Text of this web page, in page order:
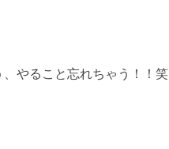
、やること忘れちゃう！！笑